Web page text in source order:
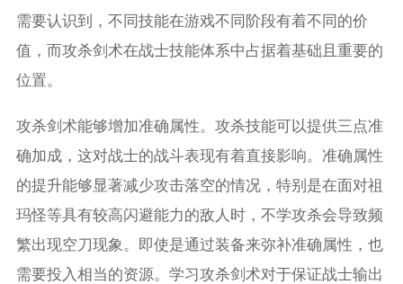
需要认识到，不同技能在游戏不同阶段有着不同的价
值，而攻杀剑术在战士技能体系中占据着基础且重要的
位置。
攻杀剑术能够增加准确属性。攻杀技能可以提供三点准
确加成，这对战士的战斗表现有着直接影响。准确属性
的提升能够显著减少攻击落空的情况，特别是在面对祖
玛怪等具有较高闪避能力的敌人时，不学攻杀会导致频
繁出现空刀现象。即使是通过装备来弥补准确属性，也
需要投入相当的资源。学习攻杀剑术对于保证战士输出